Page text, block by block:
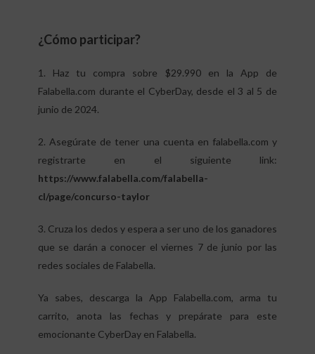
¿Cómo participar?
1. Haz tu compra sobre $29.990 en la App de
Falabella.com durante el CyberDay, desde el 3 al 5 de
junio de 2024.
2. Asegúrate de tener una cuenta en falabella.com y
registrarte en el siguiente link:
https://www.falabella.com/falabella-
cl/page/concurso-taylor
3. Cruza los dedos y espera a ser uno de los ganadores
que se darán a conocer el viernes 7 de junio por las
redes sociales de Falabella.
Ya sabes, descarga la App Falabella.com, arma tu
carrito, anota las fechas y prepárate para este
emocionante CyberDay en Falabella.